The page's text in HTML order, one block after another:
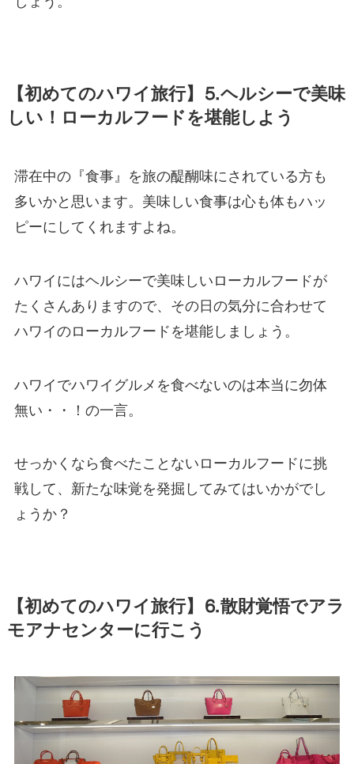
【初めてのハワイ旅行】⒌ヘルシーで美味
しい！ローカルフードを堪能しよう
滞在中の『食事』を旅の醍醐味にされている方も
多いかと思います。美味しい食事は心も体もハッ
ピーにしてくれますよね。
ハワイにはヘルシーで美味しいローカルフードが
たくさんありますので、その日の気分に合わせて
ハワイのローカルフードを堪能しましょう。
ハワイでハワイグルメを食べないのは本当に勿体
無い・・！の一言。
せっかくなら食べたことないローカルフードに挑
戦して、新たな味覚を発掘してみてはいかがでし
ょうか？
【初めてのハワイ旅行】⒍散財覚悟でアラ
モアナセンターに行こう